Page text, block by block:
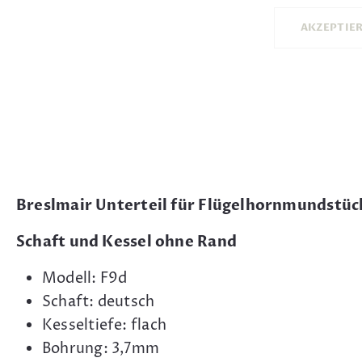
Breslmair Unterteil für
Schaft und Kessel ohne Rand
Modell: F9d
Schaft: deutsch
Kesseltiefe: flach
Bohrung: 3,7mm